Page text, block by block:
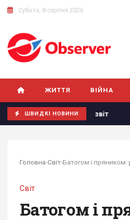
Субота, 8 серпня 2026
ЖИТТЯ ВІЙНА
ШВИДКІ НОВИНИ
- звіт Трамп неохоче
Головна›Світ›
Світ
Батогом і